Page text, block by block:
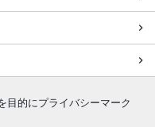
目的にプライバシーマーク